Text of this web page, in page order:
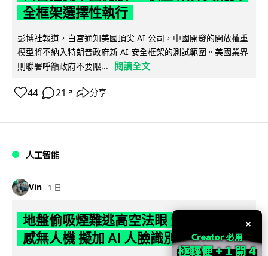
全框架選擇性執行
彭博社報道，白宮通知美國頂尖 AI 公司，中國開發的開放權重
模型將不納入特朗普政府新 AI 安全框架的測試範圍。美國業界
則聯署呼籲政府不要限...
閱讀全文
44 21 ↗ 分享
人工智能
Vin 1 日
地盤偷吸煙難逃高空法眼 勞工處出動熱
感無人機 擬加 AI 人臉識別精準執法
×